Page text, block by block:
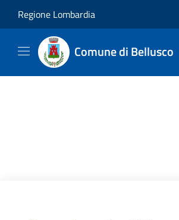
Regione Lombardia
Comune di Bellusco